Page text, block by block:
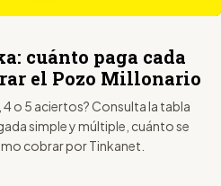
cuánto paga cada
el Pozo Millonario
o 5 aciertos? Consulta la tabla
simple y múltiple, cuánto se
cobrar por Tinkanet.